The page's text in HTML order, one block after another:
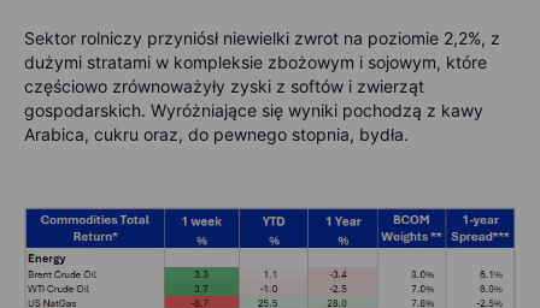
Sektor rolniczy przyniósł niewielki zwrot na poziomie 2,2%, z
dużymi stratami w kompleksie zbożowym i sojowym, które
częściowo zrównoważyły zyski z softów i zwierząt
gospodarskich. Wyróżniające się wyniki pochodzą z kawy
Arabica, cukru oraz, do pewnego stopnia, bydła.